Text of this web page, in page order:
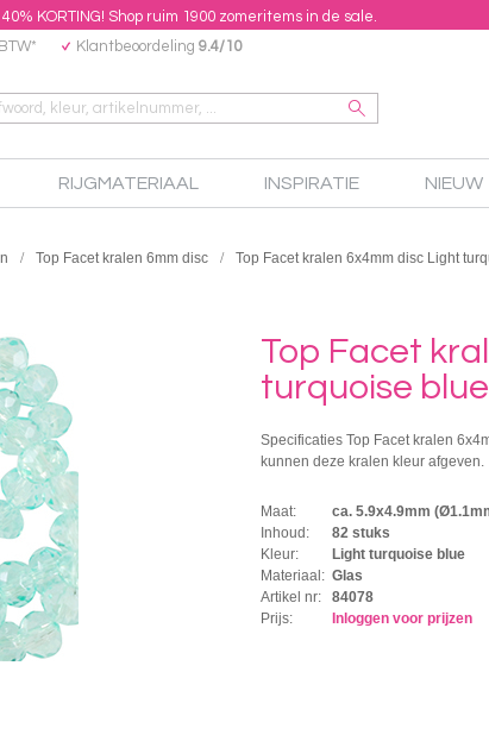
40% KORTING! Shop ruim 1900 zomeritems in de sale.
Klantbeoordeling 9.4/10
RIJGMATERIAAL INSPIRATIE NIEUW
Top Facet kralen 6mm disc Top Facet kralen 6x4mm disc Light
Top Facet
turquoise blue
Specificaties Top Facet kralen
kunnen deze kralen kleur afgeven.
Maat:
ca. 5.9x4.9mm
Inhoud:
82 stuks
Kleur:
Light turquoise blue
Materiaal: Glas
Artikel nr:
84078
Prijs:
Inloggen voor prijzen